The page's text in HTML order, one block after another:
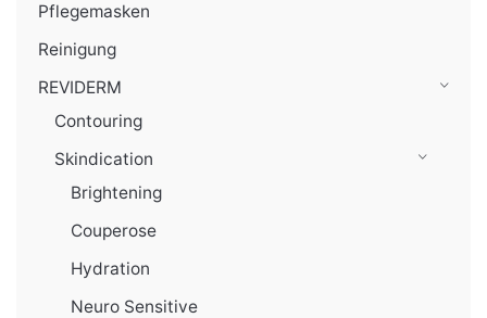
Pflegemasken
Reinigung
REVIDERM
Contouring
Skindication
Brightening
Couperose
Hydration
Neuro Sensitive